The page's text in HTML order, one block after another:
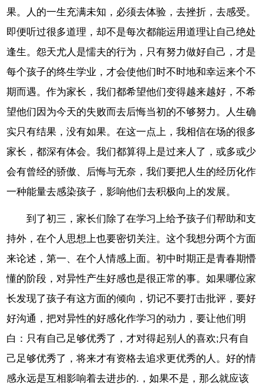
果。人的一生充满未知，必须去体验，去挫折，去感受。
即便听过很多道理，却不是每次都能运用道理让自己绝处
逢生。怨天尤人是懦夫的行为，只有努力做好自己，才是
每个孩子的终生学业，才会使他们时不时地和幸运来个不
期而遇。作为家长，我们都希望他们变得越来越好，不希
望他们因为今天的失败而去后悔当初的不够努力。人生确
实只有结果，没有如果。在这一点上，我相信在场的很多
家长，都深有体会。我们都算得上是过来人了，或多或少
会有曾经的骄傲、后悔与无奈，我们要把人生的经历化作
一种能量去感染孩子，影响他们去积极向上的发展。
到了初三，家长们除了在学习上给予孩子们帮助和支
持外，在个人思想上也要密切关注。这个我想分两个方面
来论述，第一、在个人情感上面。初中时期正是青春期懵
懂的阶段，对异性产生好感也是很正常的事。如果哪位家
长发现了孩子有这方面的倾向，切记不要打击批评，要好
好沟通，把对异性的好感化作学习的动力，要让他们明
白：只有自己足够优秀了，才对得起别人的喜欢;只有自
己足够优秀了，将来才有资格去追求更优秀的人。好的情
感永远是互相影响着去进步的.，如果不是，那么就应该